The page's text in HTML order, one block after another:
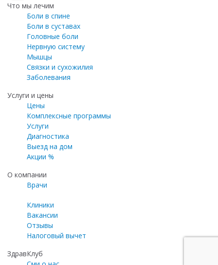
Что мы лечим
Боли в спине
Боли в суставах
Головные боли
Нервную систему
Мышцы
Связки и сухожилия
Заболевания
Услуги и цены
Цены
Комплексные программы
Услуги
Диагностика
Выезд на дом
Акции %
О компании
Врачи
Клиники
Вакансии
Отзывы
Налоговый вычет
ЗдравКлуб